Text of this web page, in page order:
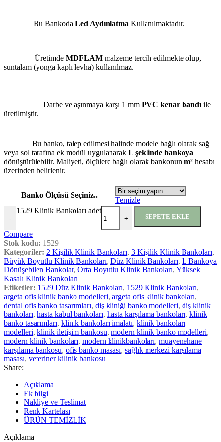
Bu Bankoda Led Aydınlatma Kullanılmaktadır.
Üretimde MDFLAM malzeme tercih edilmekte olup,
suntalam (yonga kaplı levha) kullanılmaz.
Darbe ve aşınmaya karşı 1 mm PVC kenar bandı ile
üretilmiştir.
Bu banko, talep edilmesi halinde modele bağlı olarak sağ
veya sol tarafına ek modül uygulanarak L şeklinde bankoya
dönüştürülebilir. Maliyeti, ölçülere bağlı olarak bankonun m² hesabı
üzerinden belirlenir.
Banko Ölçüsü Seçiniz..
Temizle
-
1529 Klinik Bankoları adet
+ SEPETE EKLE
Compare
Stok kodu: 1529
Kategoriler: 2 Kişilik Klinik Bankoları, 3 Kişilik Klinik Bankoları,
Büyük Boyutlu Klinik Bankoları, Düz Klinik Bankoları, L Bankoya
Dönüşebilen Bankolar, Orta Boyutlu Klinik Bankoları, Yüksek
Kasalı Klinik Bankoları
Etiketler: 1529 Düz Klinik Bankoları, 1529 Klinik Bankoları,
argeta ofis klinik banko modelleri, argeta ofis klinik bankoları,
dental ofis banko tasarımları, diş kliniği banko modelleri, diş klinik
bankoları, hasta kabul bankoları, hasta karşılama bankoları, klinik
banko tasarımları, klinik bankoları imalatı, klinik bankoları
modelleri, klinik iletişim bankosu, modern klinik banko modelleri,
modern klinik bankoları, modern klinikbankoları, muayenehane
karşılama bankosu, ofis banko masası, sağlık merkezi karşılama
masası, veteriner kilinik bankosu
Share:
Açıklama
Ek bilgi
Nakliye ve Teslimat
Renk Kartelası
ÜRÜN TEMİZLİK
Açıklama